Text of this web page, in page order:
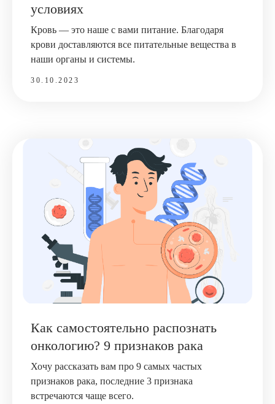
условиях
Кровь — это наше с вами питание. Благодаря
крови доставляются все питательные вещества в
наши органы и системы.
30.10.2023
Как самостоятельно распознать
онкологию? 9 признаков рака
Хочу рассказать вам про 9 самых частых
признаков рака, последние 3 признака
встречаются чаще всего.